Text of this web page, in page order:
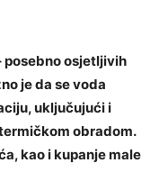
posebno osjetljivih
je da se voda
uključujući i
obradom.
kao i kupanje male